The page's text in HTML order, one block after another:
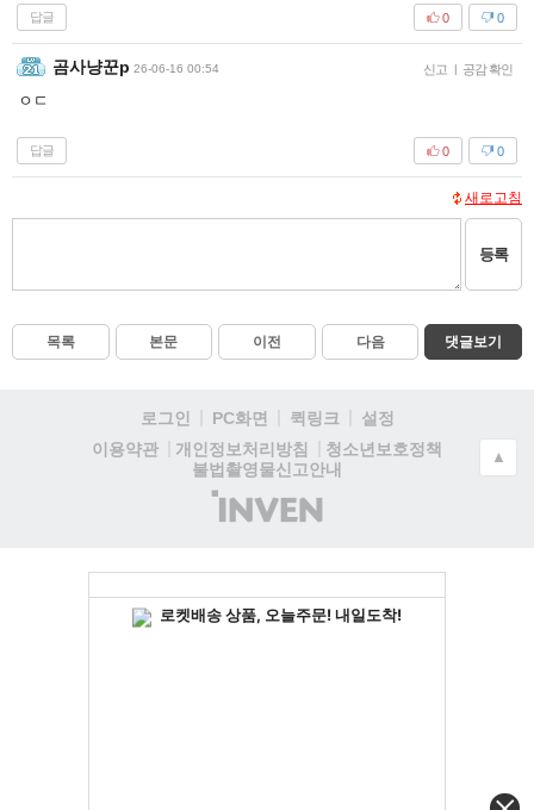
답글 0
0
곰사냥꾼p 26-06-16 00:54 신고 | 공감 확인
ㅇㄷ
답글 0
0
새로고침
등록
목록 본문 이전 다음 댓글보기
로그인 PC화면 퀵링크
설정
이용약관
개인정보처리방침
청소년보호정책
불법촬영물신고안내
(주)
인
▲